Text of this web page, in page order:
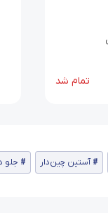
تمام شد
آستین چین‌دار جلو